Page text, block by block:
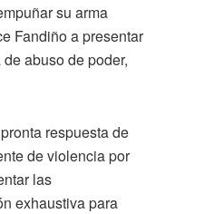
su arma
Fandiño a presentar
abuso de poder,
respuesta de
de violencia por
las
exhaustiva para